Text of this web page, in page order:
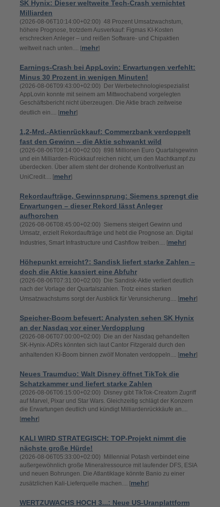
SK Hynix: Dieser weltweite Tech-Crash vernichtet
Milliarden
(2026-08-06T10:14:00+02:00) 48 Prozent Umsatzwachstum,
höhere Prognose, trotzdem Ausverkauf: Figmas KI-Kosten
erschrecken Anleger – und reißen Software- und Chipaktien
weltweit nach unten.... [mehr]
Earnings-Crash bei AppLovin: Erwartungen verfehlt:
Minus 30 Prozent in wenigen Minuten!
(2026-08-06T09:43:00+02:00) Der Werbetechnologiespezialist
AppLovin konnte mit seinem am Mittwochabend vorgelegten
Geschäftsbericht nicht überzeugen. Die Aktie brach zeitweise
deutlich ein.... [mehr]
1,2-Mrd.-Aktienrückkauf: Commerzbank verdoppelt
fast den Gewinn – die Aktie schwankt wild
(2026-08-06T09:14:00+02:00) 898 Millionen Euro Quartalsgewinn
und ein Milliarden-Rückkauf reichen nicht, um den Machtkampf zu
überdecken. Über allem steht der drohende Kontrollverlust an
UniCredit.... [mehr]
Rekordaufträge, Gewinnsprung: Siemens sprengt die
Erwartungen – dieser Rekord lässt Anleger
aufhorchen
(2026-08-06T08:45:00+02:00) Siemens steigert Gewinn und
Umsatz, erzielt Rekordaufträge und hebt die Prognose an. Digital
Industries, Smart Infrastructure und Cashflow treiben.... [mehr]
Höhepunkt erreicht?: Sandisk liefert starke Zahlen –
doch die Aktie kassiert eine Abfuhr
(2026-08-06T07:31:00+02:00) Die Sandisk-Aktie verliert deutlich
nach der Vorlage der Quartalszahlen. Trotz eines starken
Umsatzwachstums sorgt der Ausblick für Verunsicherung.... [mehr]
Speicher-Boom befeuert: Analysten sehen SK Hynix
an der Nasdaq vor einer Verdopplung
(2026-08-06T07:00:00+02:00) Die an der Nasdaq gehandelten
SK-Hynix-ADRs könnten sich laut Cantor Fitzgerald durch den
anhaltenden KI-Boom binnen zwölf Monaten verdoppeln.... [mehr]
Neues Traumduo: Walt Disney öffnet TikTok die
Schatzkammer und liefert starke Zahlen
(2026-08-06T06:15:00+02:00) Disney gibt TikTok-Creatorn Zugriff
auf Marvel, Pixar und Star Wars. Gleichzeitig schlägt der Konzern
die Erwartungen deutlich und kündigt Milliardenrückkäufe an....
[mehr]
KALI WIRD STRATEGISCH: TOP-Projekt nimmt die
nächste große Hürde!
(2026-08-06T05:33:00+02:00) Millennial Potash verbindet eine
außergewöhnlich große Mineralressource mit laufender DFS, ESIA
und neuen Bohrungen. Die Atlantiklage könnte Banio zu einer
zusätzlichen Kali-Lieferquelle machen.... [mehr]
WERTZUWACHS HOCH 3...: Neue US-Uranplattform